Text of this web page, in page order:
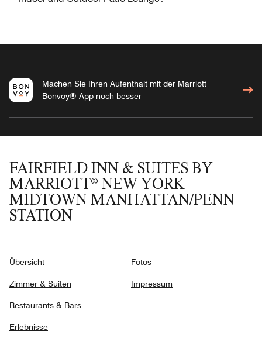
Machen Sie Ihren Aufenthalt mit der Marriott
Bonvoy® App noch besser
FAIRFIELD INN & SUITES BY
MARRIOTT® NEW YORK
MIDTOWN MANHATTAN/PENN
STATION
Übersicht
Zimmer & Suiten
Restaurants & Bars
Erlebnisse
Fotos
Impressum